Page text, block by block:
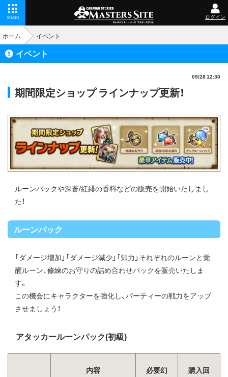
MENU ログイン
ホーム イベント
イベント
09/28 12:30
期間限定ショップ ラインナップ更新！
ルーンパックや深蒼/紅緋の香料などの販売を開始いたしまし
た！
ルーンパック
「ダメージ増加」「ダメージ減少」「知力」それぞれのルーンと覚
醒ルーン、修練のお守りの詰め合わせパックを販売いたしま
す。
この機会にキャラクターを強化し、パーティーの戦力をアップ
させましょう！
アタッカールーンパック(初級)
内容
必要幻
購入回